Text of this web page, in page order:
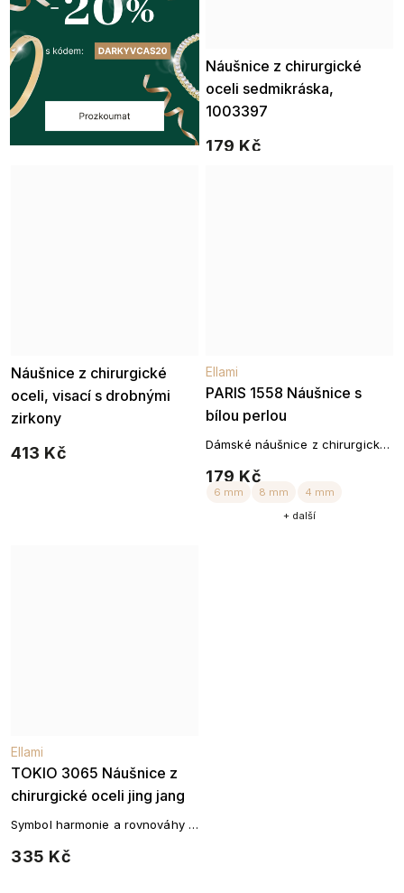
3 mm 6 mm
Náušnice z chirurgické
oceli sedmikráska,
1003397
179 Kč
Náušnice z chirurgické
oceli, visací s drobnými
zirkony
413 Kč
PARIS 1558 Náušnice s
bílou perlou
Ellami
179 Kč
Dámské náušnice z chirurgické
+ další
TOKIO 3065 Náušnice z
chirurgické oceli jing jang
Ellami
335 Kč
Symbol harmonie a rovnováhy v
náušnice jin-jang z chirurgické